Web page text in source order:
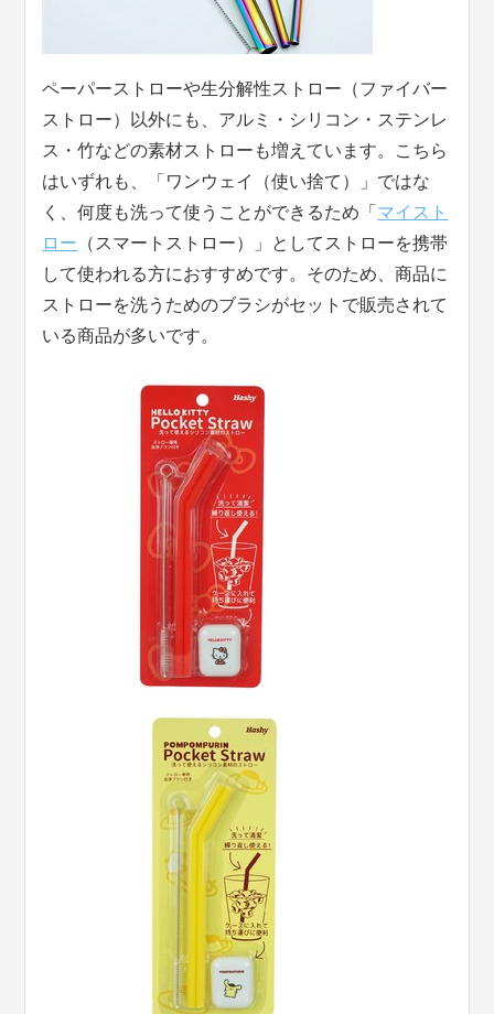
ペーパーストローや生分解性ストロー（ファイバー
ストロー）以外にも、アルミ・シリコン・ステンレ
ス・竹などの素材ストローも増えています。こちら
はいずれも、「ワンウェイ（使い捨て）」ではな
く、何度も洗って使うことができるため「 マイスト
ロー （スマートストロー）」としてストローを携帯
して使われる方におすすめです。そのため、商品に
ストローを洗うためのブラシがセットで販売されて
いる商品が多いです。